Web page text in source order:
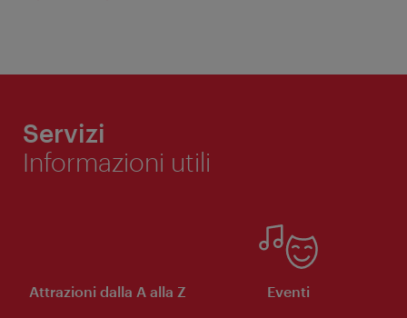
Servizi
Informazioni utili
Attrazioni dalla A alla Z Eventi